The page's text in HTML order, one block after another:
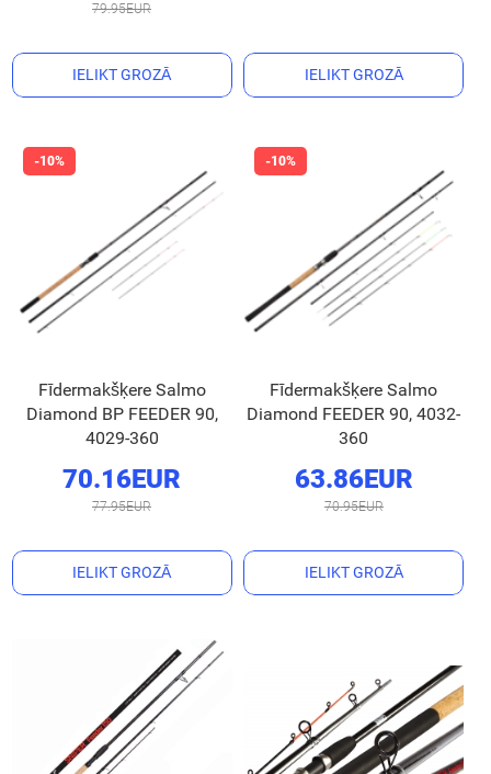
79.95EUR
IELIKT GROZĀ IELIKT GROZĀ
Fīdermakšķere Salmo
Diamond BP FEEDER 90,
4029-360
70.16EUR
77.95EUR
IELIKT GROZĀ
Fīdermakšķere Salmo
Diamond FEEDER 90, 4032-
360
63.86EUR
70.95EUR
IELIKT GROZĀ